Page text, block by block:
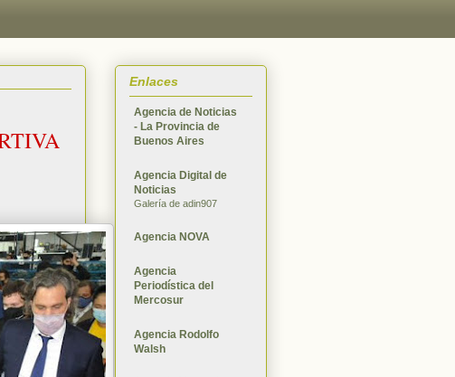
Enlaces
Agencia de Noticias
- La Provincia de
Buenos Aires
Agencia Digital de
Noticias
Galería de adin907
Agencia NOVA
Agencia
Periodística del
Mercosur
Agencia Rodolfo
Walsh